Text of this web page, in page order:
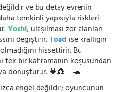
ve bu detay evrenin
temkinli yapısıyla riskleri
Yoshi, ulaşılması zor alanları
değiştirir.Toad ise krallığın
hissettirir. Bu
tek bir kahramanın koşusundan
dönüştürür. 💗👸🏼🐢
engel değildir; oyuncunun